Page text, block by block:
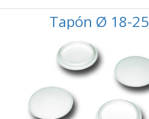
Tapón Ø 18-25